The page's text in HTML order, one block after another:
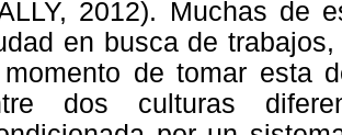
2012). Muchas de
en busca de
de tomar esta
dos culturas